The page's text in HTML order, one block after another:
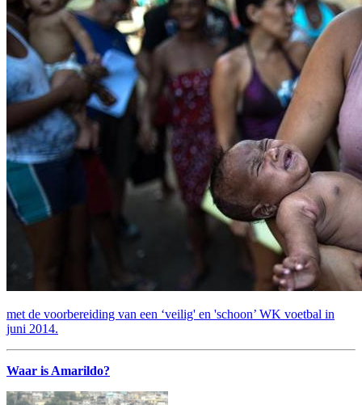
met de voorbereiding van een ‘veilig' en 'schoon’ WK voetbal in
juni 2014.
Waar is Amarildo?